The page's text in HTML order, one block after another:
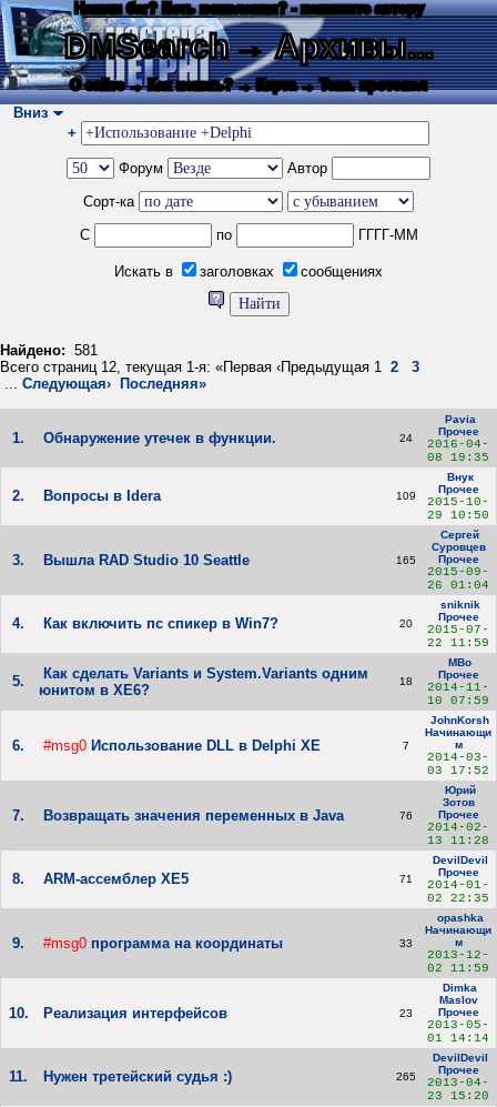
Нашли баг? Есть пожелания? - напишите автору
DMSearch→ Архивы...
О сайте → Как искать? → Карта → Текс. протокол
Вниз
+
Форум
Автор
Сорт-ка
С
по ГГГГ-ММ
Искать в заголовках сообщениях
Найдено: 581
Всего страниц 12, текущая 1-я: «Первая ‹Предыдущая 1 2
3
... Следующая› Последняя»
1. Обнаружение утечек в функции. 24
Pavia
Прочее
2016-04-
08 19:35
2. Вопросы в Idera 109
Внук
Прочее
2015-10-
29 10:50
3. Вышла RAD Studio 10 Seattle 165
Сергей
Суровцев
Прочее
2015-09-
26 01:04
4. Как включить пс спикер в Win7? 20
sniknik
Прочее
2015-07-
22 11:59
5.
Как сделать Variants и System.Variants одним
юнитом в XE6?
18
MBo
Прочее
2014-11-
10 07:59
6. #msg0 Использование DLL в Delphi XE 7
JohnKorsh
Начинающи
м
2014-03-
03 17:52
7. Возвращать значения переменных в Java 76
Юрий
Зотов
Прочее
2014-02-
13 11:28
8. ARM-ассемблер XE5 71
DevilDevil
Прочее
2014-01-
02 22:35
9. #msg0 программа на координаты 33
opashka
Начинающи
м
2013-12-
02 11:59
10. Реализация интерфейсов 23
Dimka
Maslov
Прочее
2013-05-
01 14:14
11. Нужен третейский судья :) 265
DevilDevil
Прочее
2013-04-
23 15:20